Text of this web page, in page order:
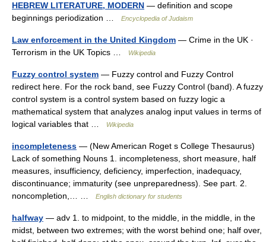
HEBREW LITERATURE, MODERN — definition and scope
beginnings periodization …
Encyclopedia of Judaism
Law enforcement in the United Kingdom — Crime in the UK ·
Terrorism in the UK Topics …
Wikipedia
Fuzzy control system — Fuzzy control and Fuzzy Control
redirect here. For the rock band, see Fuzzy Control (band). A fuzzy
control system is a control system based on fuzzy logic a
mathematical system that analyzes analog input values in terms of
logical variables that …
Wikipedia
incompleteness — (New American Roget s College Thesaurus)
Lack of something Nouns 1. incompleteness, short measure, half
measures, insufficiency, deficiency, imperfection, inadequacy,
discontinuance; immaturity (see unpreparedness). See part. 2.
noncompletion,… …
English dictionary for students
halfway — adv 1. to midpoint, to the middle, in the middle, in the
midst, between two extremes; with the worst behind one; half over,